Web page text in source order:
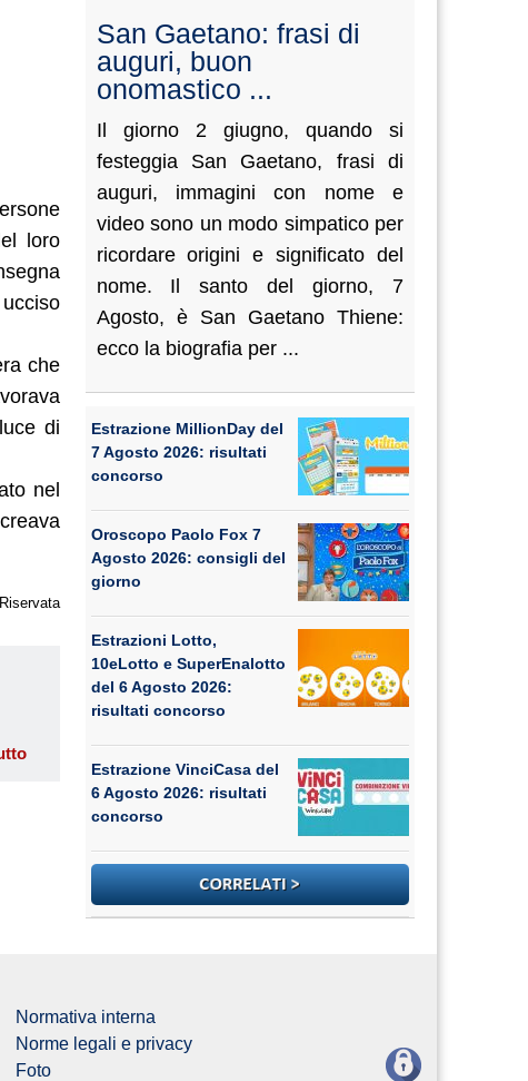
loro
che
di
nel
San Gaetano: frasi di
auguri, buon
onomastico ...
Il giorno 2 giugno, quando si
festeggia San Gaetano, frasi di
auguri, immagini con nome e
video sono un modo simpatico per
ricordare origini e significato del
nome. Il santo del giorno, 7
Agosto, è San Gaetano Thiene:
ecco la biografia per ...
Estrazione MillionDay del
7 Agosto 2026: risultati
concorso
Oroscopo Paolo Fox 7
Agosto 2026: consigli del
giorno
Estrazioni Lotto,
10eLotto e SuperEnalotto
del 6 Agosto 2026:
risultati concorso
Estrazione VinciCasa del
6 Agosto 2026: risultati
concorso
Normativa interna
Norme legali e privacy
Foto